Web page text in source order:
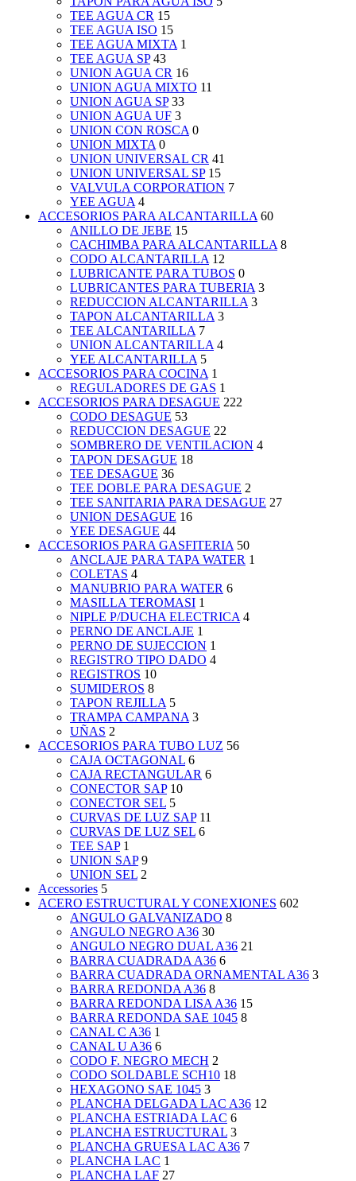
TEE AGUA CR 15
TEE AGUA ISO 15
TEE AGUA MIXTA 1
TEE AGUA SP 43
UNION AGUA CR 16
UNION AGUA MIXTO 11
UNION AGUA SP 33
UNION AGUA UF 3
UNION CON ROSCA 0
UNION MIXTA 0
UNION UNIVERSAL CR 41
UNION UNIVERSAL SP 15
VALVULA CORPORATION 7
YEE AGUA 4
ACCESORIOS PARA ALCANTARILLA 60
ANILLO DE JEBE 15
CACHIMBA PARA ALCANTARILLA 8
CODO ALCANTARILLA 12
LUBRICANTE PARA TUBOS 0
LUBRICANTES PARA TUBERIA 3
REDUCCION ALCANTARILLA 3
TAPON ALCANTARILLA 3
TEE ALCANTARILLA 7
UNION ALCANTARILLA 4
YEE ALCANTARILLA 5
ACCESORIOS PARA COCINA 1
REGULADORES DE GAS 1
ACCESORIOS PARA DESAGUE 222
CODO DESAGUE 53
REDUCCION DESAGUE 22
SOMBRERO DE VENTILACION 4
TAPON DESAGUE 18
TEE DESAGUE 36
TEE DOBLE PARA DESAGUE 2
TEE SANITARIA PARA DESAGUE 27
UNION DESAGUE 16
YEE DESAGUE 44
ACCESORIOS PARA GASFITERIA 50
ANCLAJE PARA TAPA WATER 1
COLETAS 4
MANUBRIO PARA WATER 6
MASILLA TEROMASI 1
NIPLE P/DUCHA ELECTRICA 4
PERNO DE ANCLAJE 1
PERNO DE SUJECCION 1
REGISTRO TIPO DADO 4
REGISTROS 10
SUMIDEROS 8
TAPON REJILLA 5
TRAMPA CAMPANA 3
UÑAS 2
ACCESORIOS PARA TUBO LUZ 56
CAJA OCTAGONAL 6
CAJA RECTANGULAR 6
CONECTOR SAP 10
CONECTOR SEL 5
CURVAS DE LUZ SAP 11
CURVAS DE LUZ SEL 6
TEE SAP 1
UNION SAP 9
UNION SEL 2
Accessories 5
ACERO ESTRUCTURAL Y CONEXIONES 602
ANGULO GALVANIZADO 8
ANGULO NEGRO A36 30
ANGULO NEGRO DUAL A36 21
BARRA CUADRADA A36 6
BARRA CUADRADA ORNAMENTAL A36 3
BARRA REDONDA A36 8
BARRA REDONDA LISA A36 15
BARRA REDONDA SAE 1045 8
CANAL C A36 1
CANAL U A36 6
CODO F. NEGRO MECH 2
CODO SOLDABLE SCH10 18
HEXAGONO SAE 1045 3
PLANCHA DELGADA LAC A36 12
PLANCHA ESTRIADA LAC 6
PLANCHA ESTRUCTURAL 3
PLANCHA GRUESA LAC A36 7
PLANCHA LAC 1
PLANCHA LAF 27